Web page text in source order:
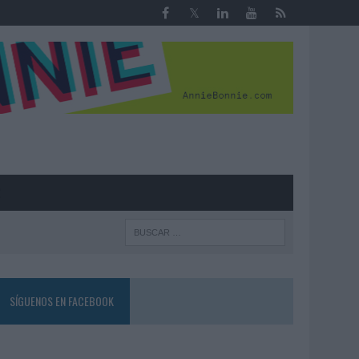
SÍGUENOS EN FACEBOOK